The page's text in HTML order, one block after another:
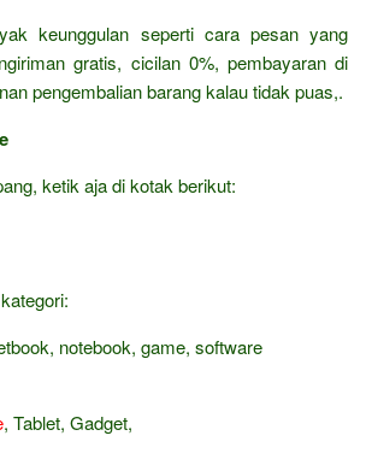
keunggulan seperti cara pesan yang
gratis, cicilan 0%, pembayaran di
pengembalian barang kalau tidak puas,.
ketik aja di kotak berikut:
notebook, game, software
, Tablet, Gadget,